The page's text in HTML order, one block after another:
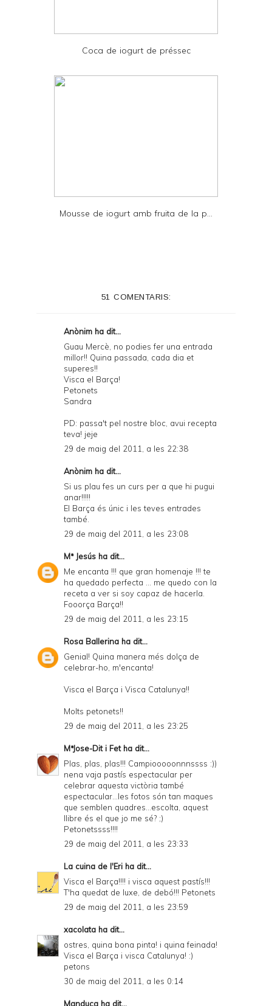
Coca de iogurt de préssec
Mousse de iogurt amb fruita de la p...
51 COMENTARIS:
Anònim ha dit...
Guau Mercè, no podies fer una entrada
millor!! Quina passada, cada dia et
superes!!
Visca el Barça!
Petonets
Sandra
PD: passa't pel nostre bloc, avui recepta
teva! jeje
29 de maig del 2011, a les 22:38
Anònim ha dit...
Si us plau fes un curs per a que hi pugui
anar!!!!!
El Barça és únic i les teves entrades
també.
29 de maig del 2011, a les 23:08
Mª Jesús ha dit...
Me encanta !!! que gran homenaje !!! te
ha quedado perfecta ... me quedo con la
receta a ver si soy capaz de hacerla.
Fooorça Barça!!
29 de maig del 2011, a les 23:15
Rosa Ballerina ha dit...
Genial! Quina manera més dolça de
celebrar-ho, m'encanta!
Visca el Barça i Visca Catalunya!!
Molts petonets!!
29 de maig del 2011, a les 23:25
MªJose-Dit i Fetha dit...
Plas, plas, plas!!! Campiooooonnnssss :))
nena vaja pastís espectacular per
celebrar aquesta victòria també
espectacular...les fotos són tan maques
que semblen quadres...escolta, aquest
llibre és el que jo me sé? ;)
Petonetssss!!!!
29 de maig del 2011, a les 23:33
La cuina de l'Eri ha dit...
Visca el Barça!!!! i visca aquest pastís!!!
T'ha quedat de luxe, de debó!!! Petonets
29 de maig del 2011, a les 23:59
xacolata ha dit...
ostres, quina bona pinta! i quina feinada!
Visca el Barça i visca Catalunya! :)
petons
30 de maig del 2011, a les 0:14
Manduca ha dit...